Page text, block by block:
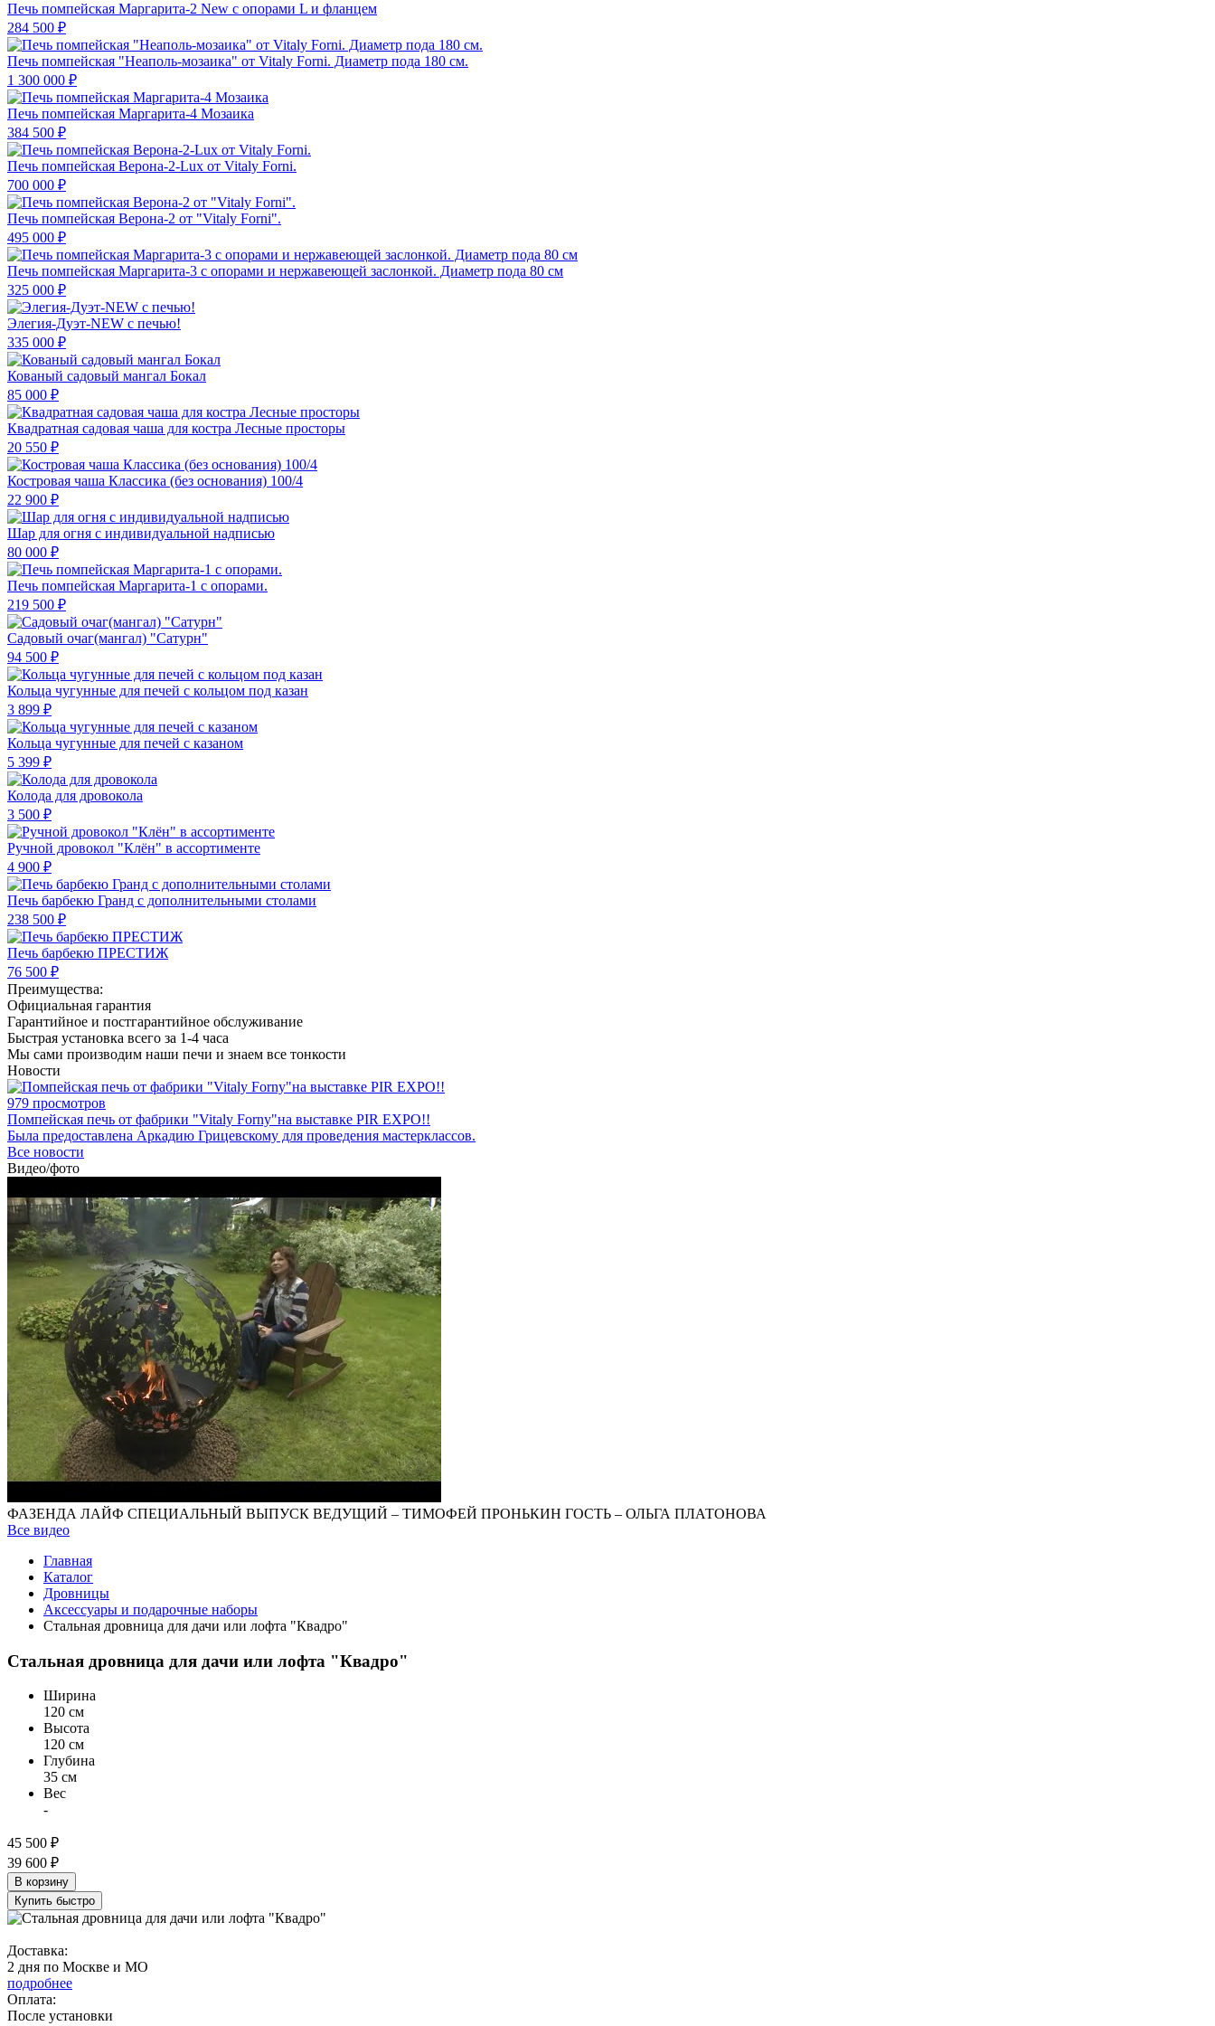
Печь помпейская Маргарита-2 New с опорами L и фланцем
284 500 ₽
Печь помпейская "Неаполь-мозаика" от Vitaly Forni. Диаметр пода 180 см.
1 300 000 ₽
Печь помпейская Маргарита-4 Мозаика
384 500 ₽
Печь помпейская Верона-2-Lux от Vitaly Forni.
700 000 ₽
Печь помпейская Верона-2 от "Vitaly Forni".
495 000 ₽
Печь помпейская Маргарита-3 с опорами и нержавеющей заслонкой. Диаметр пода 80 см
325 000 ₽
Элегия-Дуэт-NEW с печью!
335 000 ₽
Кованый садовый мангал Бокал
85 000 ₽
Квадратная садовая чаша для костра Лесные просторы
20 550 ₽
Костровая чаша Классика (без основания) 100/4
22 900 ₽
Шар для огня с индивидуальной надписью
80 000 ₽
Печь помпейская Маргарита-1 с опорами.
219 500 ₽
Садовый очаг(мангал) "Сатурн"
94 500 ₽
Кольца чугунные для печей с кольцом под казан
3 899 ₽
Кольца чугунные для печей с казаном
5 399 ₽
Колода для дровокола
3 500 ₽
Ручной дровокол "Клён" в ассортименте
4 900 ₽
Печь барбекю Гранд с дополнительными столами
238 500 ₽
Печь барбекю ПРЕСТИЖ
76 500 ₽
Преимущества:
Официальная гарантия
Гарантийное и постгарантийное обслуживание
Быстрая установка всего за 1-4 часа
Мы сами производим наши печи и знаем все тонкости
Новости
979 просмотров
Помпейская печь от фабрики "Vitaly Forny"на выставке PIR EXPO!!
Была предоставлена Аркадию Грицевскому для проведения мастерклассов.
Все новости
Видео/фото
ФАЗЕНДА ЛАЙФ СПЕЦИАЛЬНЫЙ ВЫПУСК ВЕДУЩИЙ – ТИМОФЕЙ ПРОНЬКИН ГОСТЬ – ОЛЬГА ПЛАТОНОВА
Все видео
Главная
Каталог
Дровницы
Аксессуары и подарочные наборы
Стальная дровница для дачи или лофта "Квадро"
Стальная дровница для дачи или лофта "Квадро"
Ширина
120 см
Высота
120 см
Глубина
35 см
Вес
-
45 500 ₽
39 600 ₽
В корзину
Купить быстро
Доставка:
2 дня по Москве и МО
подробнее
Оплата:
После установки